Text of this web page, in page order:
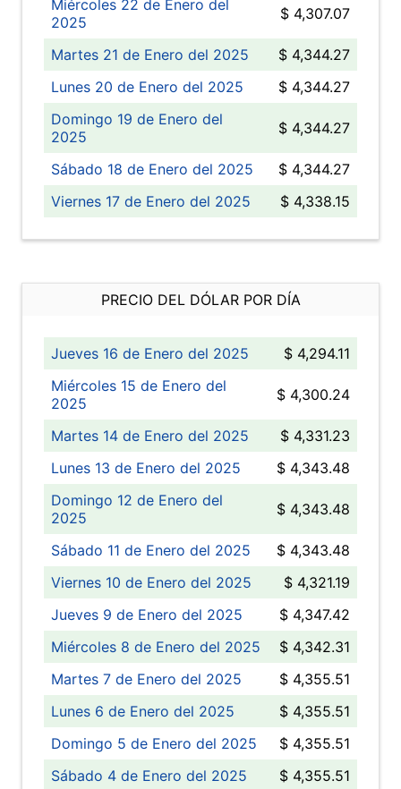
Miércoles 22 de Enero del
2025
$ 4,307.07
Martes 21 de Enero del 2025
$ 4,344.27
Lunes 20 de Enero del 2025
$ 4,344.27
Domingo 19 de Enero del
2025
$ 4,344.27
Sábado 18 de Enero del 2025
$ 4,344.27
Viernes 17 de Enero del 2025
$ 4,338.15
PRECIO DEL DÓLAR POR DÍA
Jueves 16 de Enero del 2025
$ 4,294.11
Miércoles 15 de Enero del
2025
$ 4,300.24
Martes 14 de Enero del 2025
$ 4,331.23
Lunes 13 de Enero del 2025
$ 4,343.48
Domingo 12 de Enero del
2025
$ 4,343.48
Sábado 11 de Enero del 2025
$ 4,343.48
Viernes 10 de Enero del 2025
$ 4,321.19
Jueves 9 de Enero del 2025
$ 4,347.42
Miércoles 8 de Enero del 2025
$ 4,342.31
Martes 7 de Enero del 2025
$ 4,355.51
Lunes 6 de Enero del 2025
$ 4,355.51
Domingo 5 de Enero del 2025
$ 4,355.51
Sábado 4 de Enero del 2025
$ 4,355.51